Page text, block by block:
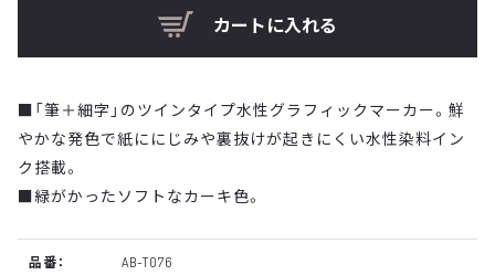
カートに入れる
■「筆＋細字」のツインタイプ水性グラフィックマーカー。鮮
やかな発色で紙ににじみや裏抜けが起きにくい水性染料イン
ク搭載。
■緑がかったソフトなカーキ色。
品番： AB-T076